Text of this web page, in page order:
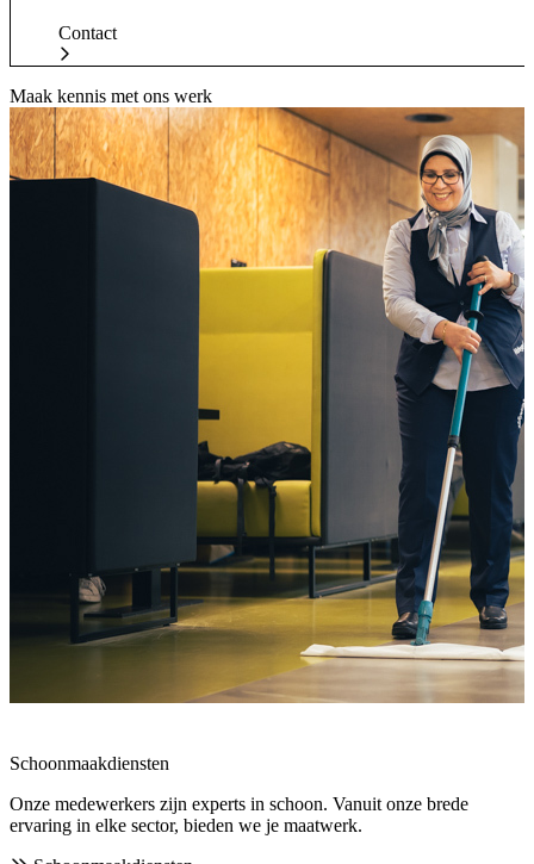
Contact
Maak kennis met ons werk
Schoonmaakdiensten
Onze medewerkers zijn experts in schoon. Vanuit onze brede
ervaring in elke sector, bieden we je maatwerk.